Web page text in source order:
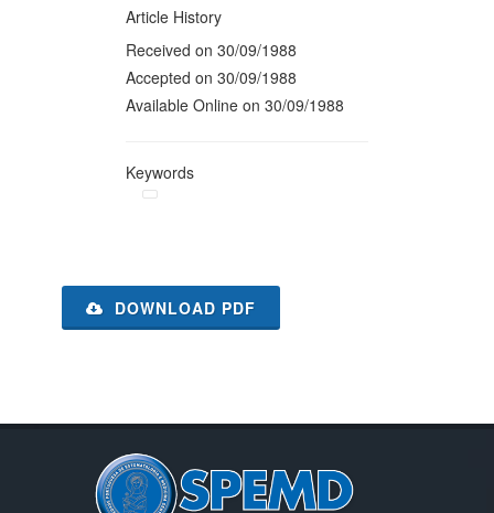
Article History
Received on 30/09/1988
Accepted on 30/09/1988
Available Online on 30/09/1988
Keywords
DOWNLOAD PDF